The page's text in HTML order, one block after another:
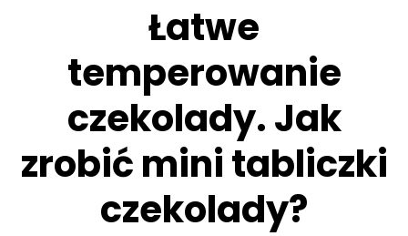
Łatwe
temperowanie
czekolady. Jak
zrobić mini tabliczki
czekolady?